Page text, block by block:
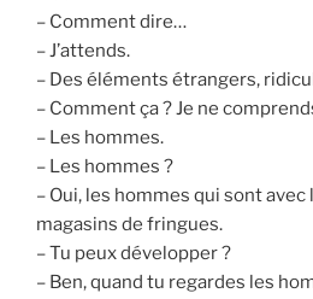
– Comment dire…
– J’attends.
– Des éléments étrangers,
– Comment ça ? Je ne
– Les hommes.
– Les hommes ?
– Oui, les hommes qui sont
magasins de fringues.
– Tu peux développer ?
– Ben, quand tu regardes les